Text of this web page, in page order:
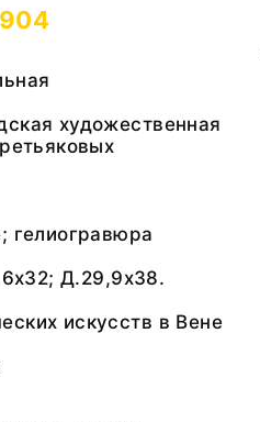
художественная
гелиогравюра
Д.29,9x38.
искусств в Вене